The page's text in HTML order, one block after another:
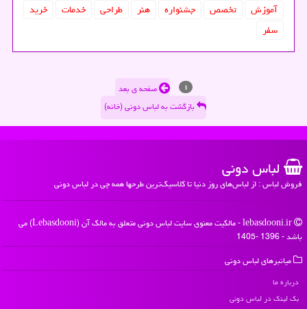
آموزش تخصص جشنواره هنر طراحی خدمات
خرید
سفر
۱
صفحه ی بعد
بازگشت به لباس دونی (خانه)
لباس دونی
فروش لباس : از لباس‌های روز دنیا تا کلاسیک‌ترین طرحها همه چی در لباس دونی
lebasdooni.ir - مالکیت معنوی سایت لباس دونی متعلق به مالک آن (Lebasdooni) می
باشد - 1396 -1405
میانبرهای لباس دونی
درباره ما
بک لینک در لباس دونی